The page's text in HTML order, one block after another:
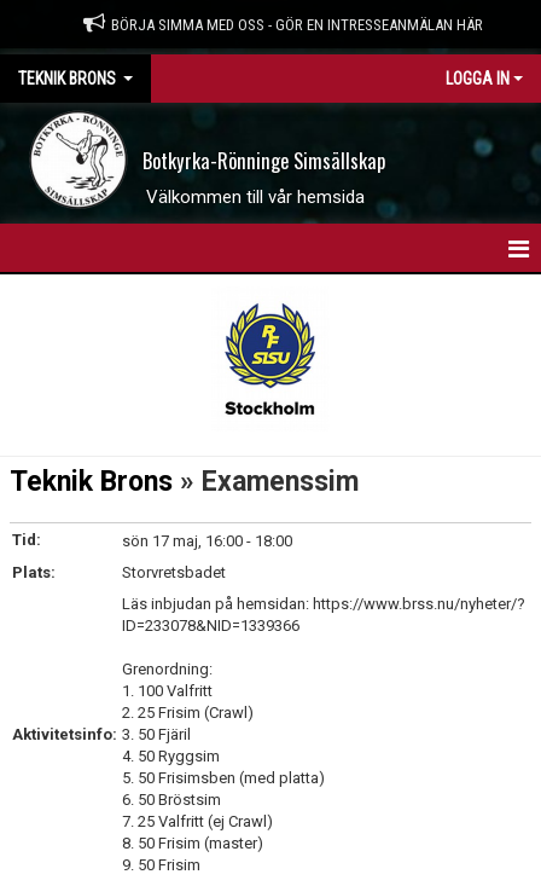
BÖRJA SIMMA MED OSS - GÖR EN INTRESSEANMÄLAN HÄR
TEKNIK BRONS LOGGA IN
Botkyrka-Rönninge Simsällskap
Välkommen till vår hemsida
Teknik Brons » Examenssim
Tid:
sön 17 maj, 16:00 - 18:00
Plats:
Storvretsbadet
Aktivitetsinfo:
Läs inbjudan på hemsidan: https://www.brss.nu/nyheter/?
ID=233078&NID=1339366
Grenordning:
1. 100 Valfritt
2. 25 Frisim (Crawl)
3. 50 Fjäril
4. 50 Ryggsim
5. 50 Frisimsben (med platta)
6. 50 Bröstsim
7. 25 Valfritt (ej Crawl)
8. 50 Frisim (master)
9. 50 Frisim